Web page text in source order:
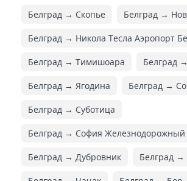
Белград → Скопье Белград →
Белград → Никола Тесла Аэропорт
Белград → Тимишоара Белград
Белград → Ягодина Белград →
Белград → Суботица
Белград → София Железнодорожный
Белград → Дубровник Белград →